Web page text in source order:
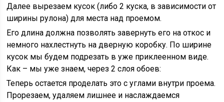
Далее вырезаем кусок (либо 2 куска, в зависимости от
ширины рулона) для места над проемом.
Его длина должна позволять завернуть его на откос и
немного нахлестнуть на дверную коробку. По ширине
кусок мы будем подрезать в уже приклеенном виде.
Как – мы уже знаем, через 2 слоя обоев:
Теперь остается проделать это с углами внутри проема.
Прорезаем, удаляем лишнее и наслаждаемся